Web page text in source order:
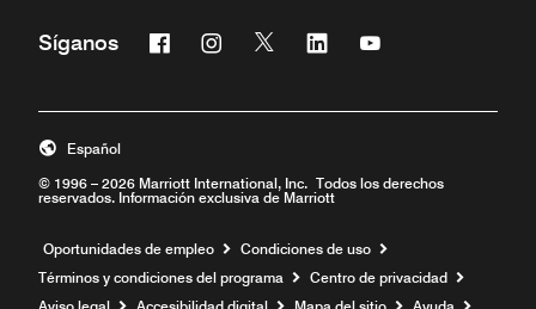
Síganos Facebook
Abre una ventana nueva
Instagram
Abre una ventana nueva
Twitter
Abre una ventana nueva
Linkedin
Abre una ventana nueva
Abre una ventana
© 1996 – 2026 Marriott International, Inc. Todos los derechos
reservados. Información exclusiva de Marriott
Español
Oportunidades de empleo Abre una ventana nueva
Condiciones de uso
Términos y condiciones del programa
Centro de privacidad